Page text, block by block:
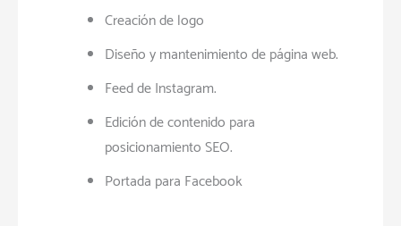
Creación de logo
Diseño y mantenimiento de página web.
Feed de Instagram.
Edición de contenido para
posicionamiento SEO.
Portada para Facebook